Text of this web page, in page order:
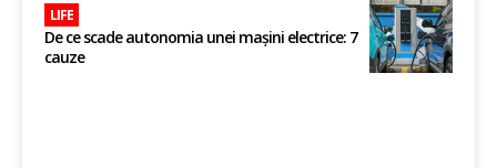
LIFE
De ce scade autonomia unei mașini electrice: 7
cauze